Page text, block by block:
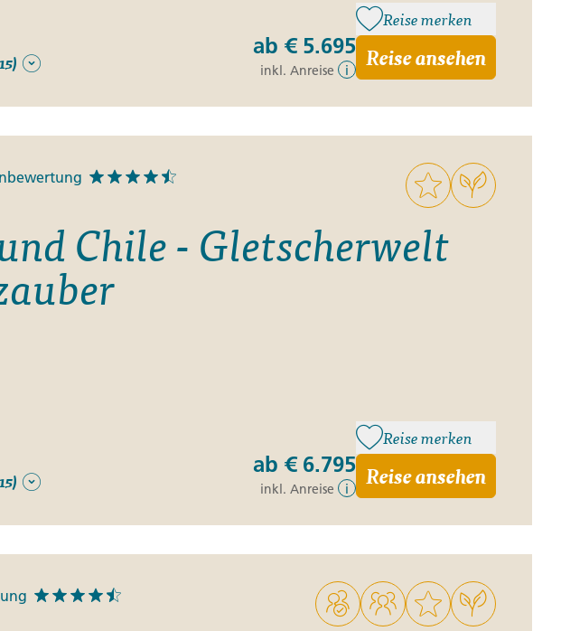
ab € 5.695
inkl. Anreise i
Reise merken
Reise ansehen
Chile - Gletscherwelt
ab € 6.795
inkl. Anreise i
Reise merken
Reise ansehen